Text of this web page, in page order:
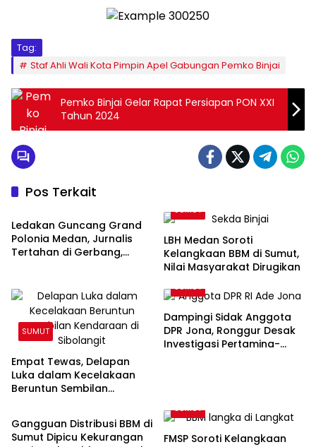
Tag:
Staf Ahli Wali Kota Pimpin Apel Gabungan Pemko Binjai
Pemko Binjai Gelar Rapat Persiapan PON XXI
Tahun 2024
Pos Terkait
SUMUT
Ledakan Guncang Grand
Polonia Medan, Jurnalis
Tertahan di Gerbang,
SUMUT
LBH Medan Soroti
Kelangkaan BBM di Sumut,
Nilai Masyarakat Dirugikan
SUMUT
Empat Tewas, Delapan
Luka dalam Kecelakaan
Beruntun Sembilan
SUMUT
Dampingi Sidak Anggota
DPR Jona, Ronggur Desak
Investigasi Pertamina-
SUMUT
Gangguan Distribusi BBM di
Sumut Dipicu Kekurangan
SUMUT
FMSP Soroti Kelangkaan